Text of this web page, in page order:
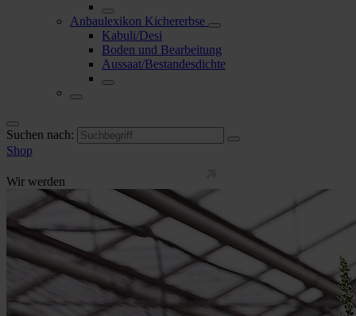
Anbaulexikon Kichererbse
Kabuli/Desi
Boden und Bearbeitung
Aussaat/Bestandesdichte
Suchen nach:
Shop
Wir werden